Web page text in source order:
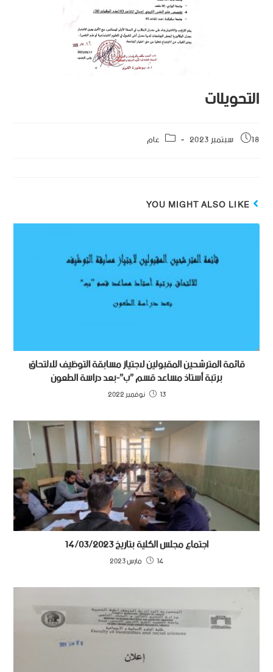
التحويلات
18 سبتمبر 2023 عام
YOU MIGHT ALSO LIKE
قائمة المترشحين المقبولين لاجتياز مسابقة التوظيف للالتحاق
برتبة أستاذ مساعد قسم ”ب”-بعد دراسة الطعون
13 نوفمبر 2022
اجتماع مجلس الكلية بتاريخ 14/03/2023
14 مارس 2023